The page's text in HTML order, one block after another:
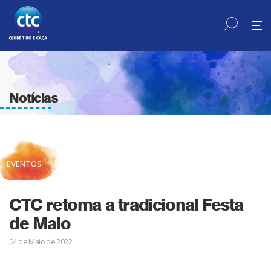
Notícias
EVENTOS
CTC retoma a tradicional Festa
de Maio
04 de Maio de 2022